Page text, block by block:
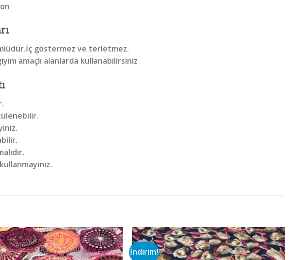
göstermez ve terletmez.
amaçlı alanlarda kullanabilirsiniz
İndirim!